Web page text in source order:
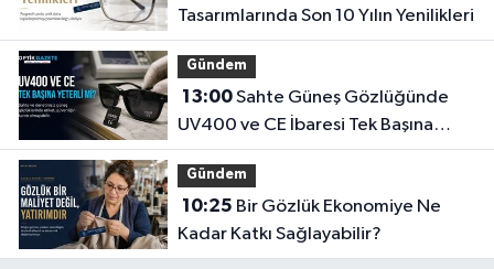
Tasarımlarında Son 10 Yılın Yenilikleri
Gündem
13:00Sahte Güneş Gözlüğünde
UV400 ve CE İbaresi Tek Başına
Yeterli mi?
Gündem
10:25
Kadar Katkı Sağlayabilir?